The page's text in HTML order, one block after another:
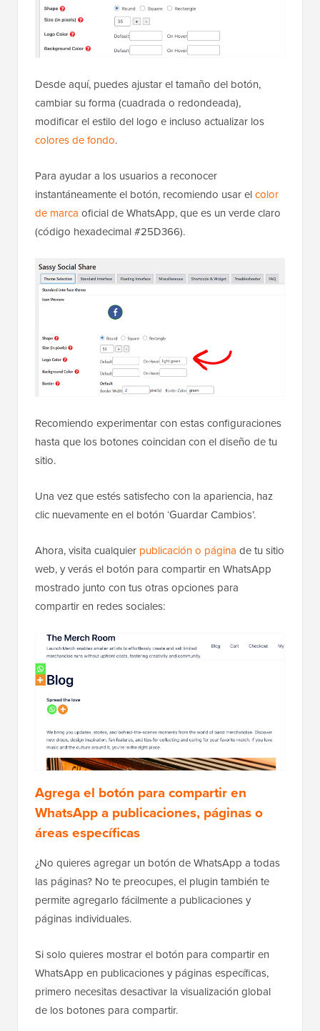
Desde aquí, puedes ajustar el tamaño del botón,
cambiar su forma (cuadrada o redondeada),
modificar el estilo del logo e incluso actualizar los
colores de fondo.
Para ayudar a los usuarios a reconocer
instantáneamente el botón, recomiendo usar elcolor
de marca oficial de WhatsApp, que es un verde claro
(código hexadecimal #25D366).
Recomiendo experimentar con estas configuraciones
hasta que los botones coincidan con el diseño de tu
sitio.
Una vez que estés satisfecho con la apariencia, haz
clic nuevamente en el botón ‘Guardar Cambios’.
Ahora, visita cualquier publicación o página de tu sitio
web, y verás el botón para compartir en WhatsApp
mostrado junto con tus otras opciones para
compartir en redes sociales:
Agrega el botón para compartir en
WhatsApp a publicaciones, páginas o
áreas específicas
¿No quieres agregar un botón de WhatsApp a todas
las páginas? No te preocupes, el plugin también te
permite agregarlo fácilmente a publicaciones y
páginas individuales.
Si solo quieres mostrar el botón para compartir en
WhatsApp en publicaciones y páginas específicas,
primero necesitas desactivar la visualización global
de los botones para compartir.